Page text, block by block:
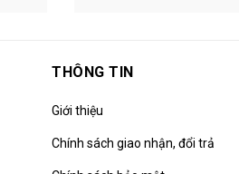
THÔNG TIN
Giới thiệu
Chính sách giao nhận, đổi trả